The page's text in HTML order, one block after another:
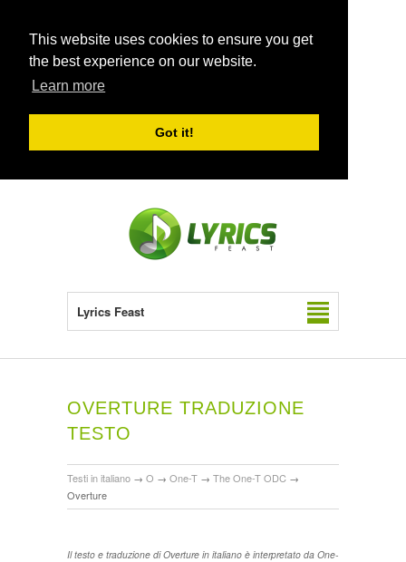
This website uses cookies to ensure you get
the best experience on our website.
Learn more
Got it!
Lyrics Feast
OVERTURE TRADUZIONE
TESTO
Testi in italiano → O → One-T → The One-T ODC →
Overture
Il testo e traduzione di Overture in italiano è interpretato da One-